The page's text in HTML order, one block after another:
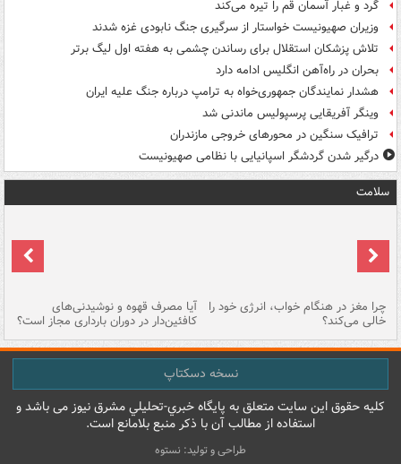
گرد و غبار آسمان قم را تیره می‌کند
وزیران صهیونیست خواستار از سرگیری جنگ نابودی غزه شدند
تلاش پزشکان استقلال برای رساندن چشمی به هفته اول لیگ برتر
بحران در راه‌آهن انگلیس ادامه دارد
هشدار نمایندگان جمهوری‌خواه به ترامپ درباره جنگ علیه ایران
وینگر آفریقایی پرسپولیس ماندنی شد
ترافیک سنگین در محورهای خروجی مازندران
درگیر شدن گردشگر اسپانیایی با نظامی صهیونیست
سلامت
چرا مغز در هنگام خواب، انرژی خود را
خالی می‌کند؟
آیا مصرف قهوه و نوشیدنی‌های
کافئین‌دار در دوران بارداری مجاز است؟
نسخه دسکتاپ
کليه حقوق اين سايت متعلق به پایگاه خبري-تحليلي مشرق نيوز می باشد و
استفاده از مطالب آن با ذکر منبع بلامانع است.
طراحی و تولید: نستوه